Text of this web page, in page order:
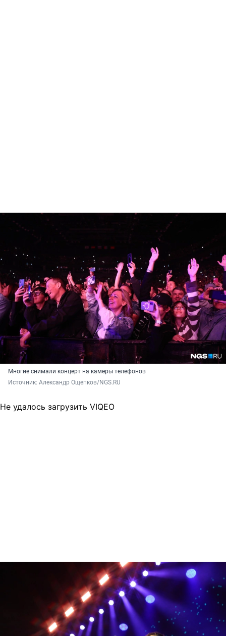
Многие снимали концерт на камеры телефонов
Источник: Александр Ощепков/NGS.RU
Не удалось загрузить VIQEO